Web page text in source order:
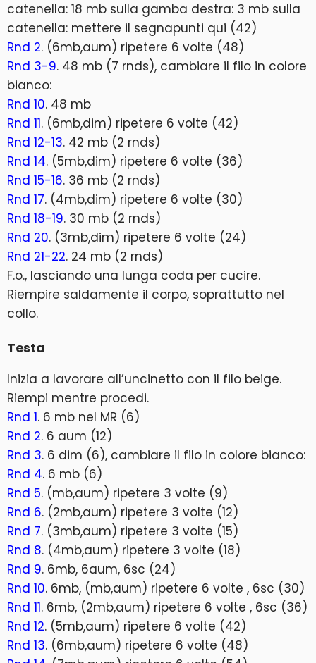
catenella: 18 mb sulla gamba destra: 3 mb sulla
catenella: mettere il segnapunti qui (42)
Rnd 2. (6mb,aum) ripetere 6 volte (48)
Rnd 3-9. 48 mb (7 rnds), cambiare il filo in colore
bianco:
Rnd 10. 48 mb
Rnd 11. (6mb,dim) ripetere 6 volte (42)
Rnd 12-13. 42 mb (2 rnds)
Rnd 14. (5mb,dim) ripetere 6 volte (36)
Rnd 15-16. 36 mb (2 rnds)
Rnd 17. (4mb,dim) ripetere 6 volte (30)
Rnd 18-19. 30 mb (2 rnds)
Rnd 20. (3mb,dim) ripetere 6 volte (24)
Rnd 21-22. 24 mb (2 rnds)
F.o., lasciando una lunga coda per cucire.
Riempire saldamente il corpo, soprattutto nel
collo.
Testa
Inizia a lavorare all’uncinetto con il filo beige.
Riempi mentre procedi.
Rnd 1. 6 mb nel MR (6)
Rnd 2. 6 aum (12)
Rnd 3. 6 dim (6), cambiare il filo in colore bianco:
Rnd 4. 6 mb (6)
Rnd 5. (mb,aum) ripetere 3 volte (9)
Rnd 6. (2mb,aum) ripetere 3 volte (12)
Rnd 7. (3mb,aum) ripetere 3 volte (15)
Rnd 8. (4mb,aum) ripetere 3 volte (18)
Rnd 9. 6mb, 6aum, 6sc (24)
Rnd 10. 6mb, (mb,aum) ripetere 6 volte , 6sc (30)
Rnd 11. 6mb, (2mb,aum) ripetere 6 volte , 6sc (36)
Rnd 12. (5mb,aum) ripetere 6 volte (42)
Rnd 13. (6mb,aum) ripetere 6 volte (48)